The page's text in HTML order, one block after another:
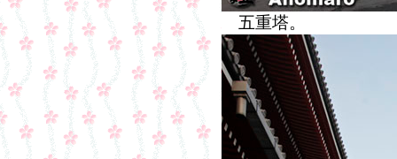
五重塔。